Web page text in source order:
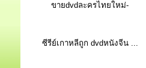
ขายdvdละครไทยใหม่-
ซีรีย์เกาหลีถูก dvdหนังจีน ...